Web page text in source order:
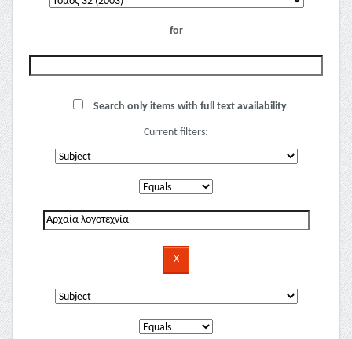
for
Search only items with full text availability
Current filters: